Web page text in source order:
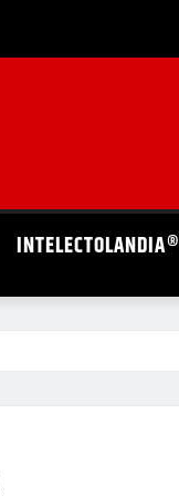
INTELECTOLANDIA®